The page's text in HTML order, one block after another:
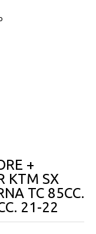
+
KTM SX
TC 85CC.
21-22